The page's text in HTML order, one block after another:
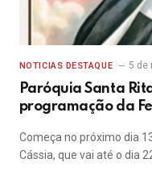
NOTICIAS DESTAQUE 5 de
Paróquia Santa
programação da
Começa no próximo dia
Cássia, que vai até o dia